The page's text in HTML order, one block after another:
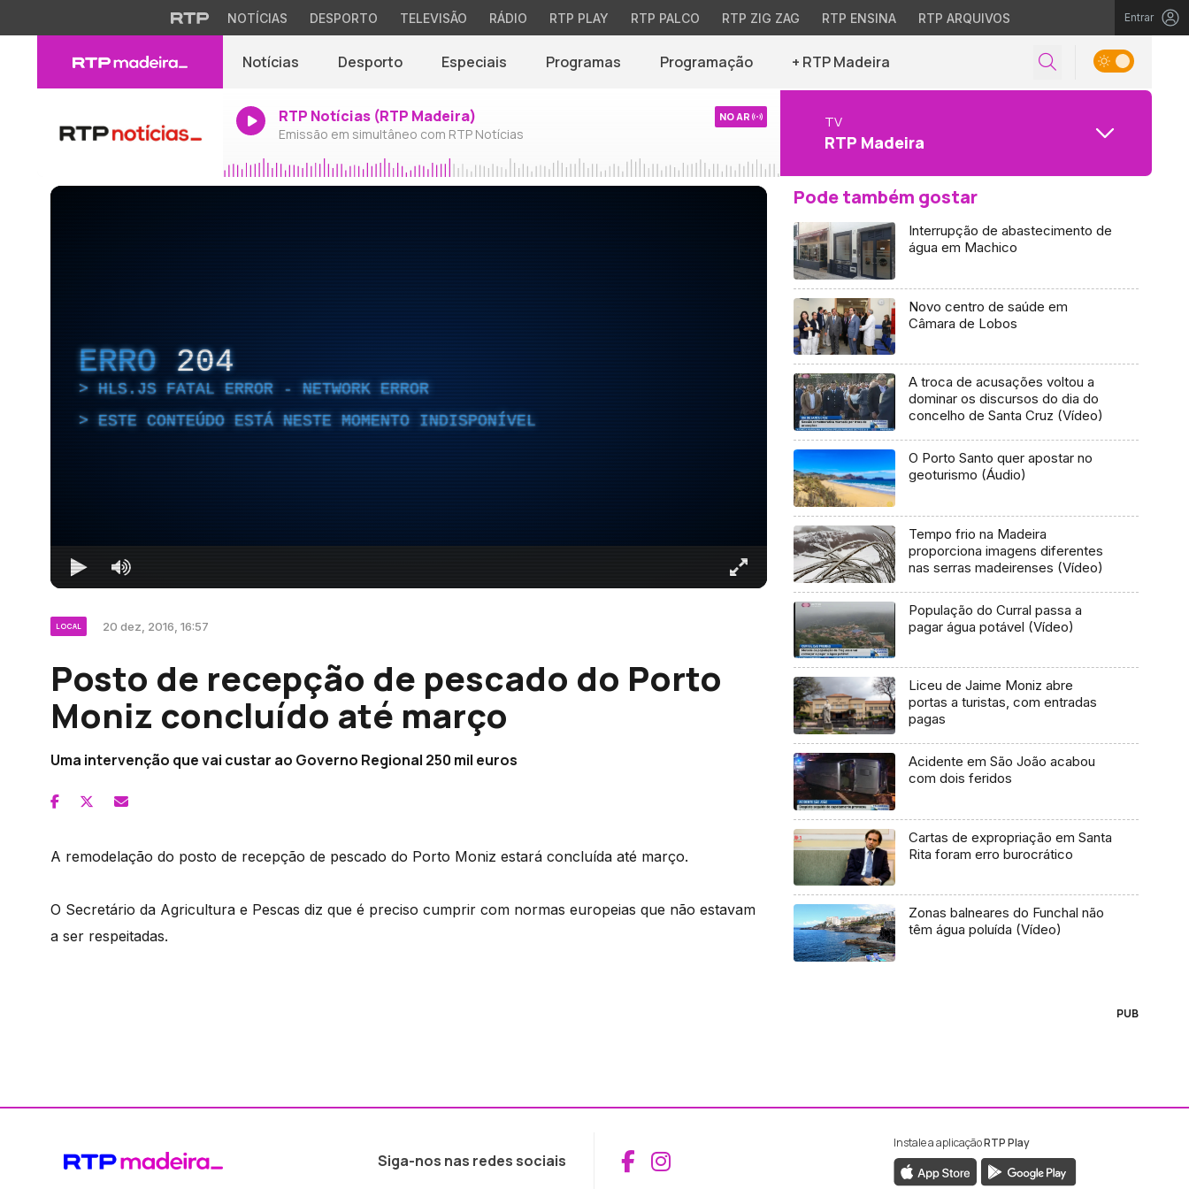
NOTÍCIAS DESPORTO TELEVISÃO RÁDIO RTP PLAY RTP PALCO RTP ZIG ZAG RTP ENSINA RTP ARQUIVOS Entrar
Notícias Desporto Especiais Programas Programação + RTP Madeira
RTP Notícias (RTP Madeira)
Emissão em simultâneo com RTP Notícias
NO AR TV
RTP Madeira
ERRO 204
HLS.JS FATAL ERROR - NETWORK ERROR
ESTE CONTEÚDO ESTÁ NESTE MOMENTO INDISPONÍVEL
LOCAL 20 dez, 2016, 16:57
Posto de recepção de pescado do Porto
Moniz concluído até março
Uma intervenção que vai custar ao Governo Regional 250 mil euros
A remodelação do posto de recepção de pescado do Porto Moniz estará concluída até março.
O Secretário da Agricultura e Pescas diz que é preciso cumprir com normas europeias que não estavam
a ser respeitadas.
Pode também gostar
Interrupção de abastecimento de
água em Machico
Novo centro de saúde em
Câmara de Lobos
A troca de acusações voltou a
dominar os discursos do dia do
concelho de Santa Cruz (Vídeo)
O Porto Santo quer apostar no
geoturismo (Áudio)
Tempo frio na Madeira
proporciona imagens diferentes
nas serras madeirenses (Vídeo)
População do Curral passa a
pagar água potável (Vídeo)
Liceu de Jaime Moniz abre
portas a turistas, com entradas
pagas
Acidente em São João acabou
com dois feridos
Cartas de expropriação em Santa
Rita foram erro burocrático
Zonas balneares do Funchal não
têm água poluída (Vídeo)
PUB
Siga-nos nas redes sociais Aceder ao Facebook da RTP Madeira
Aceder ao Instagram da RTP Madeira
Instale a aplicaçãoRTP Play